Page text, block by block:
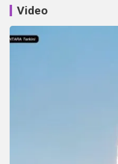
Video